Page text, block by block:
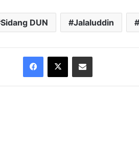
Sidang DUN Jalaluddin